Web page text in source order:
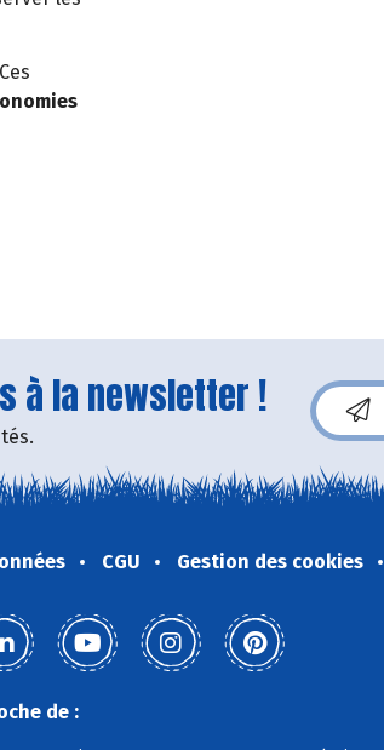
à la newsletter !
CGU Gestion des cookies
de :